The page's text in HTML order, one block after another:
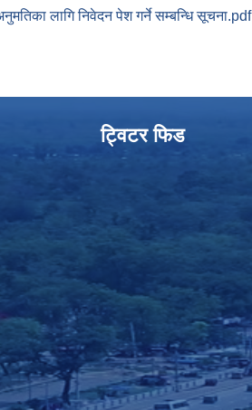
लागि निवेदन पेश गर्ने सम्बन्धि सूचना.pdf
ट्विटर फिड